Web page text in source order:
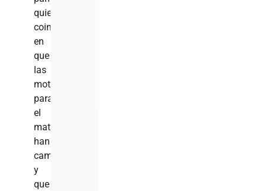
quienes
coincidieron
en
que
las
motivaciones
para
el
matrimonio
han
cambiado
y
que